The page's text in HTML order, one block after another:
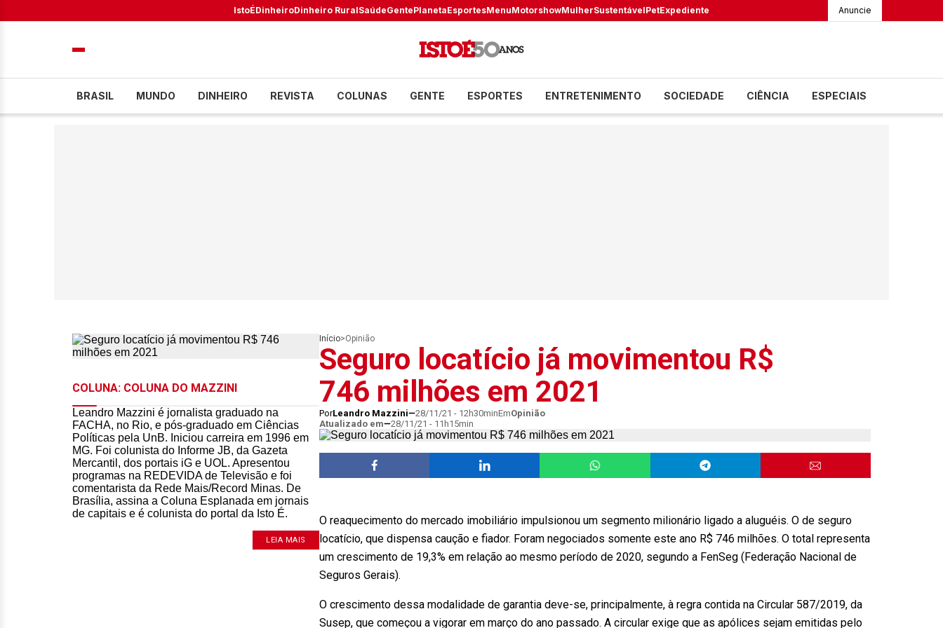
IstoÉDinheiroDinheiro RuralSaúdeGentePlanetaEsportesMenuMotorshowMulherSustentávelPetExpediente Anuncie
BRASIL MUNDO DINHEIRO REVISTA COLUNAS GENTE ESPORTES ENTRETENIMENTO SOCIEDADE CIÊNCIA ESPECIAIS
COLUNA: COLUNA DO MAZZINI
Leandro Mazzini é jornalista graduado na
FACHA, no Rio, e pós-graduado em Ciências
Políticas pela UnB. Iniciou carreira em 1996 em
MG. Foi colunista do Informe JB, da Gazeta
Mercantil, dos portais iG e UOL. Apresentou
programas na REDEVIDA de Televisão e foi
comentarista da Rede Mais/Record Minas. De
Brasília, assina a Coluna Esplanada em jornais
de capitais e é colunista do portal da Isto É.
LEIA MAIS
Início>Opinião
Seguro locatício já movimentou R$
746 milhões em 2021
PorLeandro Mazzini 28/11/21 - 12h30minEmOpinião
Atualizado em
28/11/21 - 11h15min
O reaquecimento do mercado imobiliário impulsionou um segmento milionário ligado a aluguéis. O de seguro
locatício, que dispensa caução e fiador. Foram negociados somente este ano R$ 746 milhões. O total representa
um crescimento de 19,3% em relação ao mesmo período de 2020, segundo a FenSeg (Federação Nacional de
Seguros Gerais).
O crescimento dessa modalidade de garantia deve-se, principalmente, à regra contida na Circular 587/2019, da
Susep, que começou a vigorar em março do ano passado. A circular exige que as apólices sejam emitidas pelo